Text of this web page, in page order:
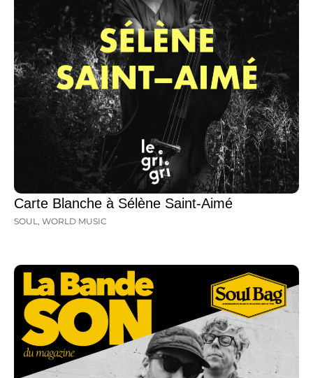
Carte Blanche à Sélène Saint-Aimé
SOUL, WORLD MUSIC